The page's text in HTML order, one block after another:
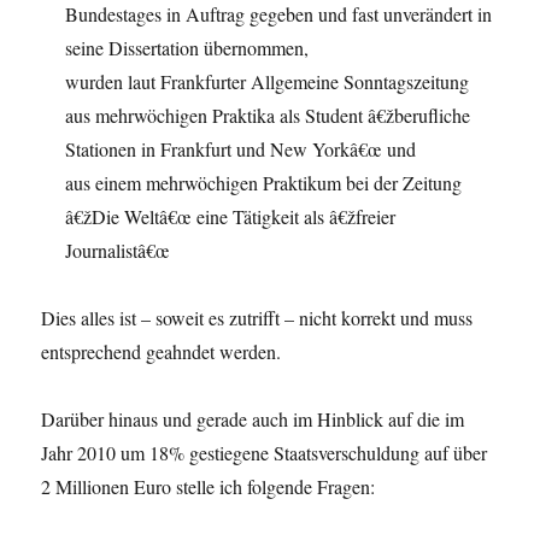
Bundestages in Auftrag gegeben und fast unverändert in
seine Dissertation übernommen,
wurden laut Frankfurter Allgemeine Sonntagszeitung
aus mehrwöchigen Praktika als Student â€žberufliche
Stationen in Frankfurt und New Yorkâ€œ und
aus einem mehrwöchigen Praktikum bei der Zeitung
â€žDie Weltâ€œ eine Tätigkeit als â€žfreier
Journalistâ€œ
Dies alles ist – soweit es zutrifft – nicht korrekt und muss
entsprechend geahndet werden.
Darüber hinaus und gerade auch im Hinblick auf die im
Jahr 2010 um 18% gestiegene Staatsverschuldung auf über
2 Millionen Euro stelle ich folgende Fragen: